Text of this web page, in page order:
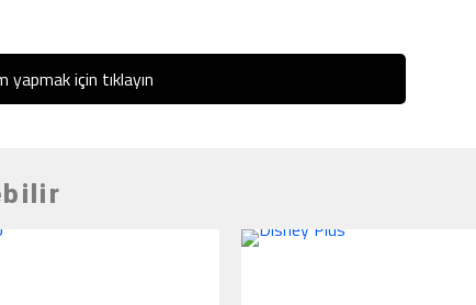
yapmak için tıklayın